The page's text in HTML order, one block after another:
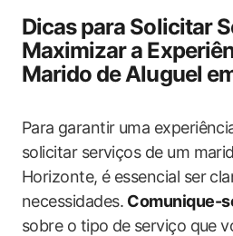
Dicas para Solicitar
Maximizar ​a
Marido de Aluguel
Para⁣ garantir ‌uma
solicitar‍ serviços de um
Horizonte, é essencial ser
necessidades. Comunique-
‍sobre o tipo de ⁤serviço ‌que